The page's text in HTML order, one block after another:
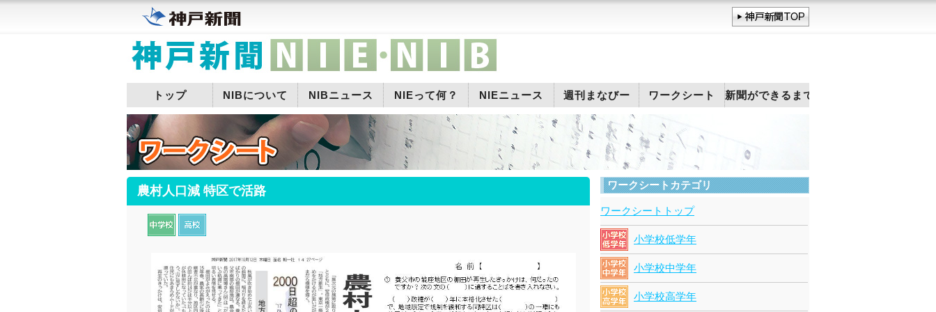
トップ NIBについて NIBニュース NIEって何？ NIEニュース 週刊まなびー ワークシート 新聞ができるまで
農村人口減 特区で活路 ワークシートカテゴリ
ワークシートトップ
小学校低学年
小学校中学年
小学校高学年